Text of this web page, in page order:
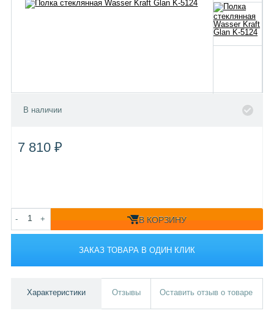
В наличии
7 810 ₽
- + В КОРЗИНУ
ЗАКАЗ ТОВАРА В ОДИН КЛИК
Характеристики Отзывы Оставить отзыв о товаре